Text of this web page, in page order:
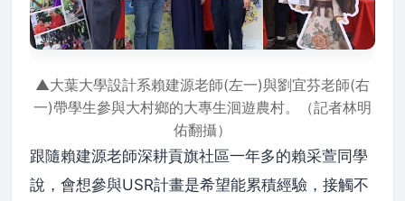
▲大葉大學設計系賴建源老師(左一)與劉宜芬老師(右
一)帶學生參與大村鄉的大專生洄遊農村。（記者林明
佑翻攝）
跟隨賴建源老師深耕貢旗社區一年多的賴采萱同學
說，會想參與USR計畫是希望能累積經驗，接觸不